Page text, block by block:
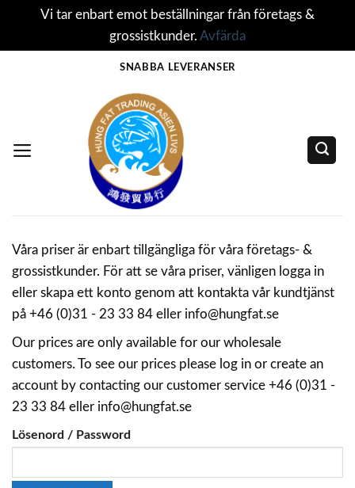
Vi tar enbart emot beställningar från företags &
grossistkunder. Avfärda
SNABBA LEVERANSER
Våra priser är enbart tillgängliga för våra företags- &
grossistkunder. För att se våra priser, vänligen logga in
eller skapa ett konto genom att kontakta vår kundtjänst
på +46 (0)31 - 23 33 84 eller info@hungfat.se
Our prices are only available for our wholesale
customers. To see our prices please log in or create an
account by contacting our customer service +46 (0)31 -
23 33 84 eller info@hungfat.se
Lösenord / Password